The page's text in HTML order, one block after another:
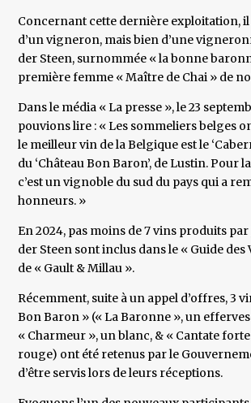
Concernant cette dernière exploitation, il
d’un vigneron, mais bien d’une
der Steen, surnommée « la bonne
première femme « Maître de Chai » de
Dans le média « La presse », le 23
pouvions lire : « Les sommeliers belges
le meilleur vin de la Belgique est le
du ‘Château Bon Baron’, de Lustin. Pour
c’est un vignoble du sud du pays qui a
honneurs. »
En 2024, pas moins de 7 vins produits par
der Steen sont inclus dans le « Guide
de « Gault & Millau ».
Récemment, suite à un appel d’offres, 3
Bon Baron » (« La Baronne », un
« Charmeur », un blanc, & « Cantate
rouge) ont été retenus par le
d’être servis lors de leurs réceptions.